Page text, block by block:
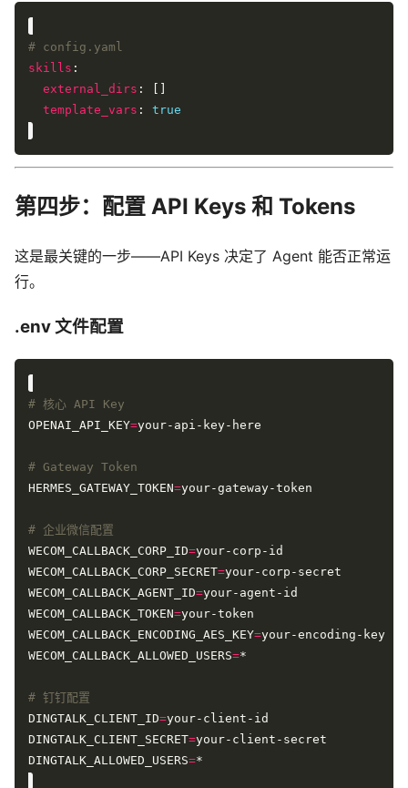
# config.yaml
skills
external_dirs
template_vars : true
第四步：配置 API Keys 和 Tokens
这是最关键的一步——API Keys 决定了 Agent 能否正常运
行。
.env 文件配置
# 核心 API Key
OPENAI_API_KEY=
# Gateway Token
HERMES_GATEWAY_TOKEN=
# 企业微信配置
WECOM_CALLBACK_CORP_ID=
WECOM_CALLBACK_CORP_SECRET=
WECOM_CALLBACK_AGENT_ID=
WECOM_CALLBACK_TOKEN=
WECOM_CALLBACK_ENCODING_AES_KEY=
WECOM_CALLBACK_ALLOWED_USERS=
# 钉钉配置
DINGTALK_CLIENT_ID=
DINGTALK_CLIENT_SECRET=
DINGTALK_ALLOWED_USERS=